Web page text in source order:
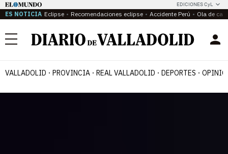
EDICIONES CyL
ES NOTICIA Eclipse Recomendaciones eclipse Accidente Perú Ola de
Menú
VALLADOLID PROVINCIA REAL VALLADOLID DEPORTES